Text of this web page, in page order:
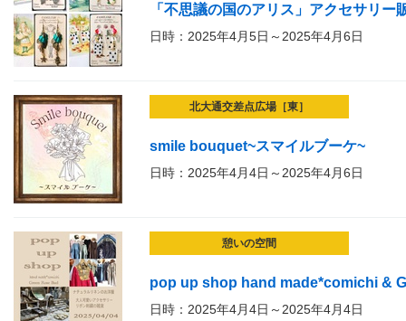
「不思議の国のアリス」アクセサリ
日時：2025年4月5日～2025年4月6日
北大通交差点広場［東］
smile bouquet~スマイルブーケ~
日時：2025年4月4日～2025年4月6日
憩いの空間
pop up shop hand made*comichi &
日時：2025年4月4日～2025年4月4日